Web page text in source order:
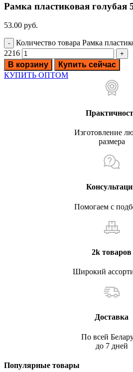
Рамка пластиковая голубая
53.00 руб.
Количество товара Рамка
2216
В корзину
Купить сейчас
КУПИТЬ ОПТОМ
Изготовление
размера
Помогаем с
2k товаров
Широкий
Доставка
По всей
до 7 дней
Популярные товары